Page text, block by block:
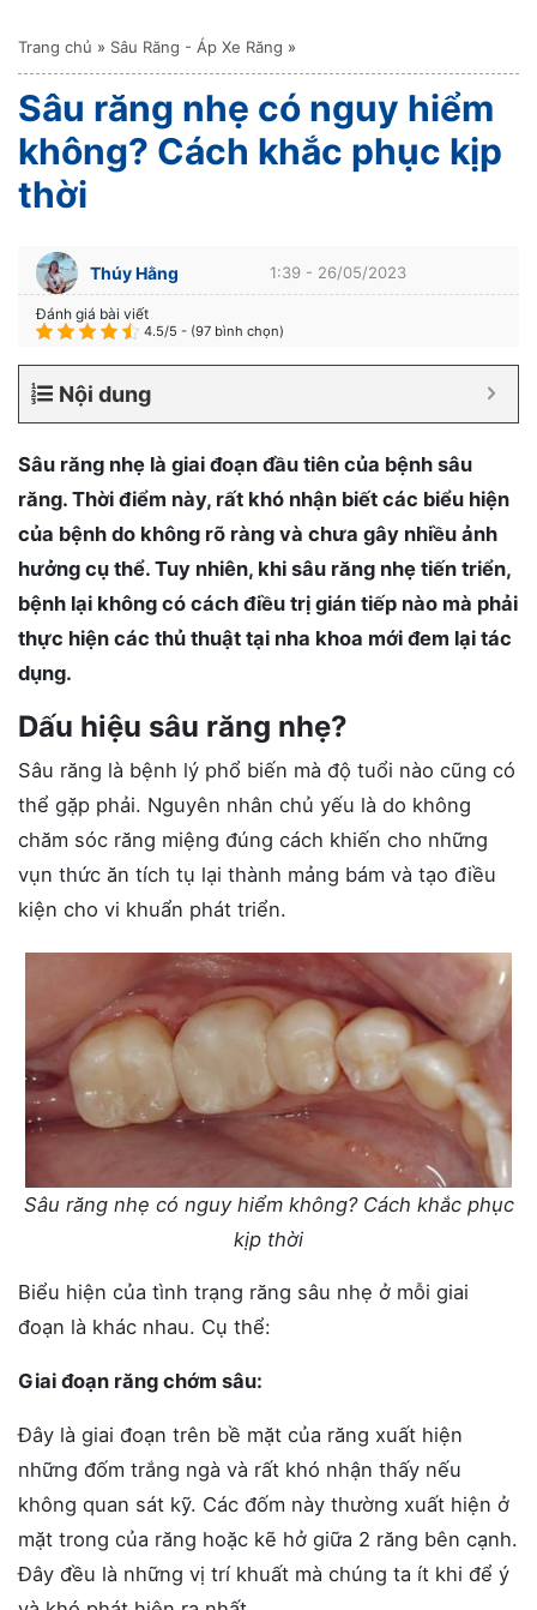
Trang chủ » Sâu Răng - Áp Xe Răng »
Sâu răng nhẹ có nguy hiểm
không? Cách khắc phục kịp
thời
Thúy Hằng 1:39 - 26/05/2023
Đánh giá bài viết
4.5/5 - (97 bình chọn)
Nội dung
Sâu răng nhẹ là giai đoạn đầu tiên của bệnh sâu
răng. Thời điểm này, rất khó nhận biết các biểu hiện
của bệnh do không rõ ràng và chưa gây nhiều ảnh
hưởng cụ thể. Tuy nhiên, khi sâu răng nhẹ tiến triển,
bệnh lại không có cách điều trị gián tiếp nào mà phải
thực hiện các thủ thuật tại nha khoa mới đem lại tác
dụng.
Dấu hiệu sâu răng nhẹ?
Sâu răng là bệnh lý phổ biến mà độ tuổi nào cũng có
thể gặp phải. Nguyên nhân chủ yếu là do không
chăm sóc răng miệng đúng cách khiến cho những
vụn thức ăn tích tụ lại thành mảng bám và tạo điều
kiện cho vi khuẩn phát triển.
Sâu răng nhẹ có nguy hiểm không? Cách khắc phục
kịp thời
Biểu hiện của tình trạng răng sâu nhẹ ở mỗi giai
đoạn là khác nhau. Cụ thể:
Giai đoạn răng chớm sâu:
Đây là giai đoạn trên bề mặt của răng xuất hiện
những đốm trắng ngà và rất khó nhận thấy nếu
không quan sát kỹ. Các đốm này thường xuất hiện ở
mặt trong của răng hoặc kẽ hở giữa 2 răng bên cạnh.
Đây đều là những vị trí khuất mà chúng ta ít khi để ý